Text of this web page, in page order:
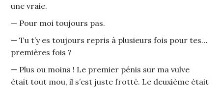
une vraie.
— Pour moi toujours pas.
— Tu t’y es toujours repris à plusieurs fois pour tes…
premières fois ?
— Plus ou moins ! Le premier pénis sur ma vulve
était tout mou, il s’est juste frotté. Le deuxième était